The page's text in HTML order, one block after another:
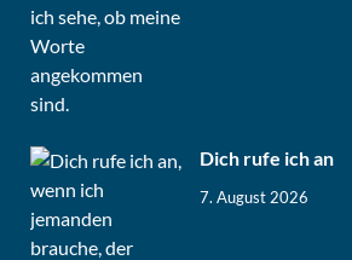
Dich rufe ich an
7. August 2026